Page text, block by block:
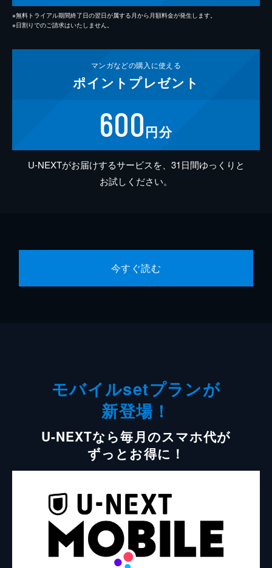
※無料トライアル期間終了日の翌日が属する月から月額料金が発生します。
※日割りでのご請求はいたしません。
マンガなどの購入に使える
ポイント プレゼント
600円分
U-NEXTがお届けするサービスを、31日間ゆっくりと
お試しください。
今すぐ読む
モバイルsetプランが
新登場！
U-NEXTなら毎月のスマホ代が
ずっとお得に！